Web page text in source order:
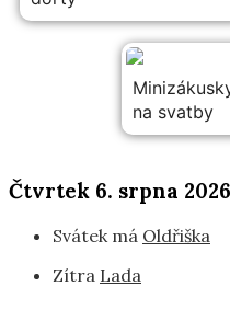
na svatby
Čtvrtek 6. srpna 2026
Svátek má Oldřiška
Zítra Lada